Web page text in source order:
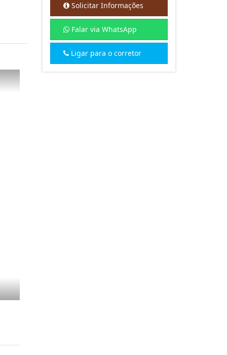
Solicitar Informações
Falar via WhatsApp
Ligar para o corretor